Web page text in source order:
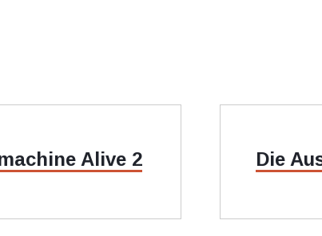
Die
מאמר
Alive 2